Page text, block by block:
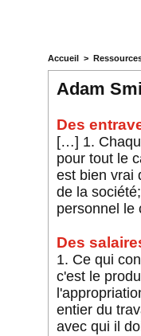
Accueil >
Adam
Des
[…] 1.
pour tout le
est bien vrai
de la
personnel le
Des
1. Ce qui
c'est le
entier du
avec qui il